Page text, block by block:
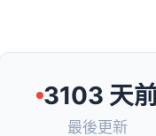
3103 天
最後更新